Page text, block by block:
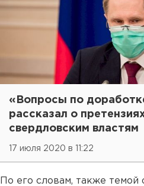
«Вопросы по
рассказал о
свердловским властям
17 июля 2020 в 11:22
По его словам, также